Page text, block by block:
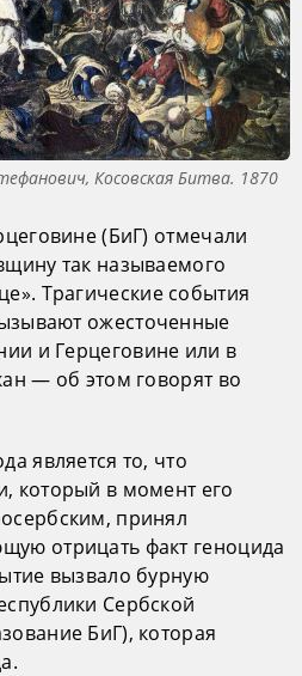
Косовская Битва. 1870
(БиГ) отмечали
так называемого
Трагические события
ожесточенные
и Герцеговине или в
— об этом говорят во
является то, что
который в момент его
принял
отрицать факт геноцида
вызвало бурную
Сербской
БиГ), которая